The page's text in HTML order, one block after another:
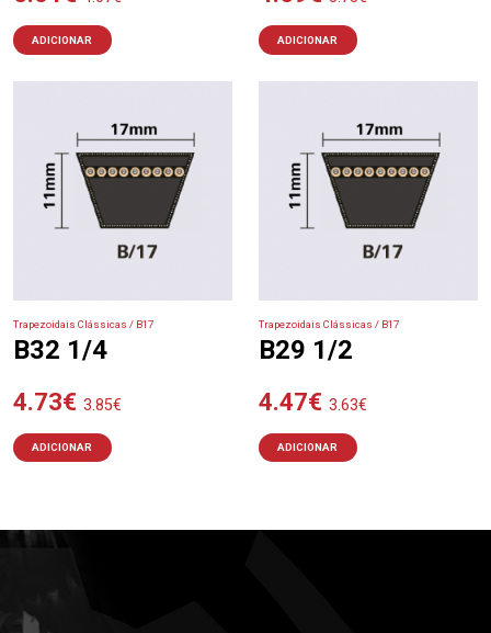
ADICIONAR ADICIONAR
Trapezoidais Clássicas / B17
B32 1/4
4.73€ 3.85€
ADICIONAR
Trapezoidais Clássicas / B17
B29 1/2
4.47€ 3.63€
ADICIONAR